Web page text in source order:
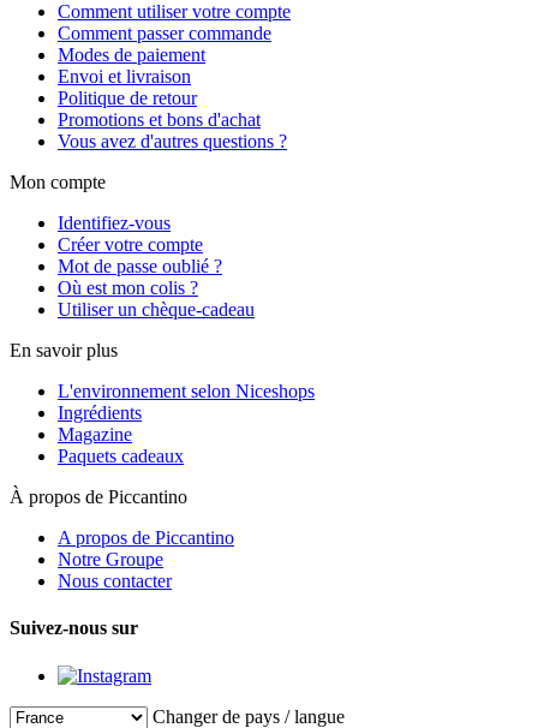
Comment utiliser votre compte
Comment passer commande
Modes de paiement
Envoi et livraison
Politique de retour
Promotions et bons d'achat
Vous avez d'autres questions ?
Mon compte
Identifiez-vous
Créer votre compte
Mot de passe oublié ?
Où est mon colis ?
Utiliser un chèque-cadeau
En savoir plus
L'environnement selon Niceshops
Ingrédients
Magazine
Paquets cadeaux
À propos de Piccantino
A propos de Piccantino
Notre Groupe
Nous contacter
Suivez-nous sur
Changer de pays / langue